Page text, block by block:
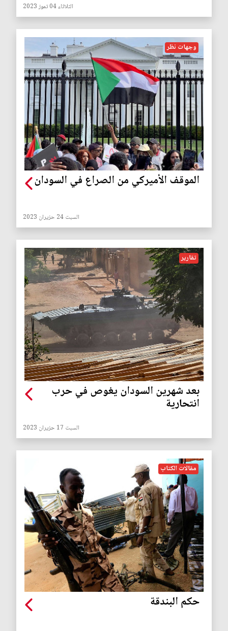
الثلاثاء 04 تموز 2023
وجهات نظر
الموقف الأميركي من الصراع في السودان
السبت 24 حزيران 2023
تقارير
بعد شهرين السودان يغوص في حرب
انتحارية
السبت 17 حزيران 2023
مقالات الكتاب
حكم البندقة